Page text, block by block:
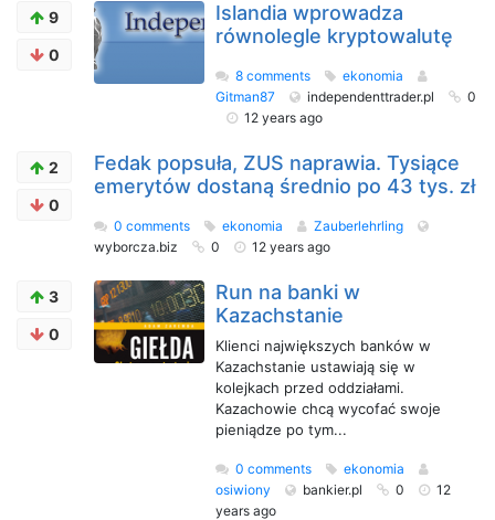
9
0
Islandia wprowadza
równolegle kryptowalutę
8 comments
ekonomia
Gitman87
independenttrader.pl
0
12 years ago
2
0
Fedak popsuła, ZUS naprawia. Tysiące
emerytów dostaną średnio po 43 tys. zł
0 comments ekonomia
Zauberlehrling
wyborcza.biz
0 12 years ago
3
0
Run na banki w
Kazachstanie
Klienci największych banków w
Kazachstanie ustawiają się w
kolejkach przed oddziałami.
Kazachowie chcą wycofać swoje
pieniądze po tym...
0 comments
ekonomia
osiwiony
bankier.pl 0
12
years ago